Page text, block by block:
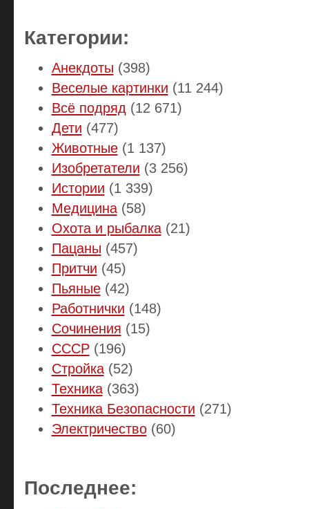
Категории:
Анекдоты (398)
Веселые картинки (11 244)
Всё подряд (12 671)
Дети (477)
Животные(1 137)
Изобретатели (3 256)
Истории (1 339)
Медицина(58)
Охота и рыбалка(21)
Пацаны (457)
Притчи (45)
Пьяные(42)
Работнички (148)
Сочинения (15)
СССР(196)
Стройка(52)
Техника(363)
Техника Безопасности (271)
Электричество(60)
Последнее: